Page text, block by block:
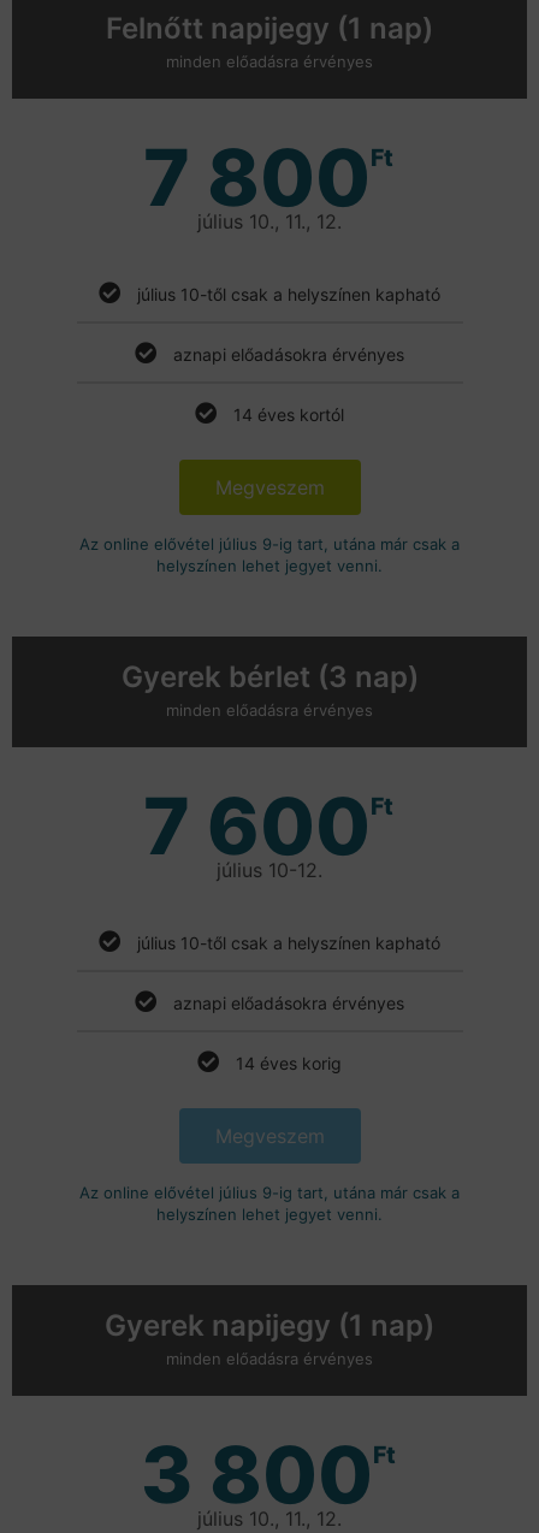
Felnőtt napijegy (1 nap)
minden előadásra érvényes
7 800Ft
július 10., 11., 12.
július 10-től csak a helyszínen kapható
aznapi előadásokra érvényes
14 éves kortól
Megveszem
Az online elővétel július 9-ig tart, utána már csak a
helyszínen lehet jegyet venni.
Gyerek bérlet (3 nap)
minden előadásra érvényes
7 600Ft
július 10-12.
július 10-től csak a helyszínen kapható
aznapi előadásokra érvényes
14 éves korig
Megveszem
Az online elővétel július 9-ig tart, utána már csak a
helyszínen lehet jegyet venni.
Gyerek napijegy (1 nap)
minden előadásra érvényes
3 800Ft
július 10., 11., 12.